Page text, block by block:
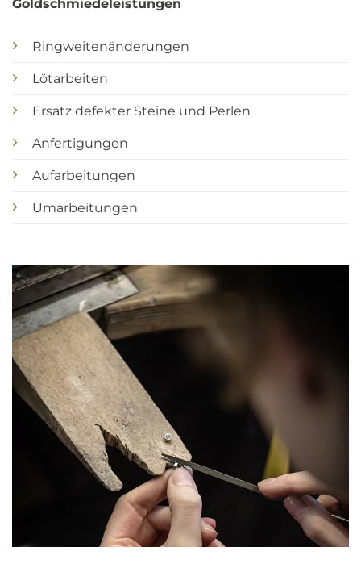
Goldschmiedeleistungen
Ringweitenänderungen
Lötarbeiten
Ersatz defekter Steine und Perlen
Anfertigungen
Aufarbeitungen
Umarbeitungen